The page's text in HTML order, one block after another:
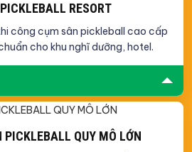
RESORT
công cụm sân pickleball cao cấp
QUY MÔ LỚN